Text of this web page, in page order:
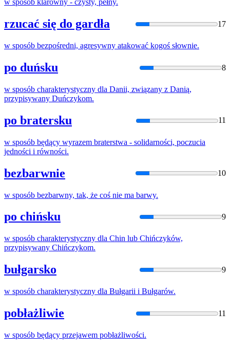
w sposób klarowny - czysty, pełny.
rzucać się do gardła 17
w sposób bezpośredni, agresywny atakować kogoś słownie.
po duńsku 8
w sposób charakterystyczny dla Danii, związany z Danią,
przypisywany Duńczykom.
po bratersku 11
w sposób będący wyrazem braterstwa - solidarności, poczucia
jedności i równości.
bezbarwnie 10
w sposób bezbarwny, tak, że coś nie ma barwy.
po chińsku 9
w sposób charakterystyczny dla Chin lub Chińczyków,
przypisywany Chińczykom.
bułgarsko 9
w sposób charakterystyczny dla Bułgarii i Bułgarów.
pobłażliwie 11
w sposób będący przejawem pobłażliwości.